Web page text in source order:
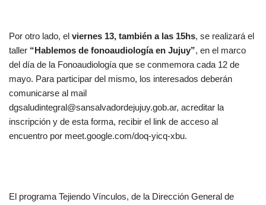
Por otro lado, el viernes 13, también a las 15hs, se realizará el
taller “Hablemos de fonoaudiología en Jujuy”, en el marco
del día de la Fonoaudiología que se conmemora cada 12 de
mayo. Para participar del mismo, los interesados deberán
comunicarse al mail
dgsaludintegral@sansalvadordejujuy.gob.ar, acreditar la
inscripción y de esta forma, recibir el link de acceso al
encuentro por meet.google.com/doq-yicq-xbu.
El programa Tejiendo Vínculos, de la Dirección General de